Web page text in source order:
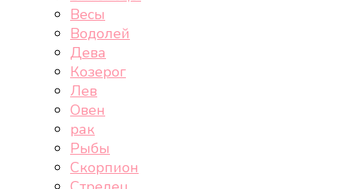
Весы
Водолей
Дева
Козерог
Лев
Овен
рак
Рыбы
Скорпион